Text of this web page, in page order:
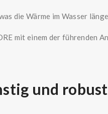
die Wärme im Wasser
mit einem der führenden
und robust